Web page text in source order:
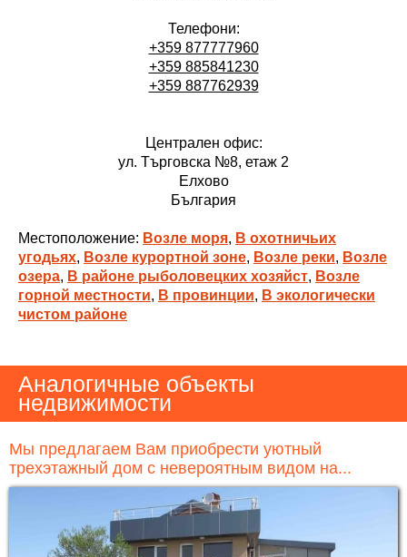
Телефони:
+359 877777960
+359 885841230
+359 887762939
Централен офис:
ул. Търговска №8, етаж 2
Елхово
България
Местоположение: Возле моря, В охотничьих
угодьях, Возле курортной зоне, Возле реки, Возле
озера, В районе рыболовецких хозяйст, Возле
горной местности, В провинции, В экологически
чистом районе
Аналогичные объекты
недвижимости
Мы предлагаем Вам приобрести уютный
трехэтажный дом с невероятным видом на...